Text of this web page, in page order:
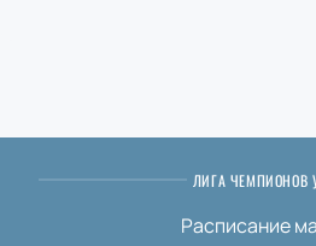
ЛИГА ЧЕМПИОНОВ
Расписание